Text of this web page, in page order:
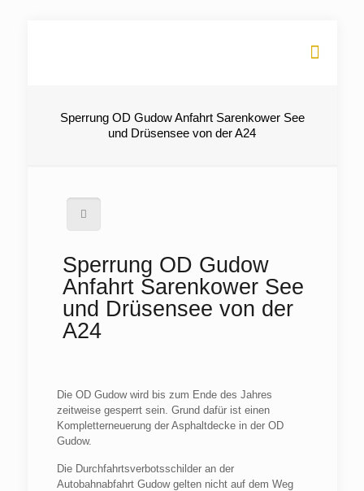
Sperrung OD Gudow Anfahrt Sarenkower See
und Drüsensee von der A24
Sperrung OD Gudow
Anfahrt Sarenkower See
und Drüsensee von der
A24
Die OD Gudow wird bis zum Ende des Jahres
zeitweise gesperrt sein. Grund dafür ist einen
Kompletterneuerung der Asphaltdecke in der OD
Gudow.
Die Durchfahrtsverbotsschilder an der
Autobahnabfahrt Gudow gelten nicht auf dem Weg